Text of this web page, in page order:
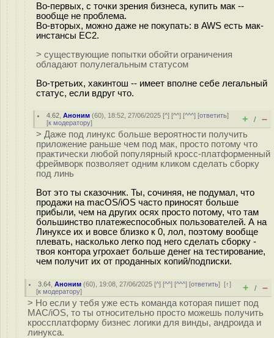
Во-первых, с точки зрения бизнеса, купить мак --
вообще не проблема.
Во-вторых, можно даже не покупать: в AWS есть мак-
инстансы EC2.
> существующие попытки обойти ограничения
обладают полулегальным статусом
Во-третьих, хакинтош -- имеет вполне себе легальный
статус, если вдруг что.
4.62 ,Аноним (60), 18:52, 27/06/2025 [^] [^^] [^^^] [ответить]
[к модератору] + / –
> Даже под линукс больше вероятности получить
приложение раньше чем под мак, просто потому что
практически любой популярный кросс-платформенный
фреймворк позволяет одним кликом сделать сборку
под линь
Вот это ты сказочник. Ты, сочиняя, не подумал, что
продажи на macOS/iOS часто приносят больше
прибыли, чем на других осях просто потому, что там
большинство платежеспособных пользователей. А на
Линуксе их и вовсе близко к 0, лол, поэтому вообще
плевать, насколько легко под него сделать сборку -
твоя контора угрохает больше денег на тестирование,
чем получит их от проданных копий/подписки.
3.64 ,Аноним (60), 19:08, 27/06/2025 [^] [^^] [^^^] [ответить][↑]
[к модератору] + / –
> Но если у тебя уже есть команда которая пишет под
MAC/iOS, то ты относительно просто можешь получить
кроссплатформу бизнес логики для винды, андроида и
линукса.